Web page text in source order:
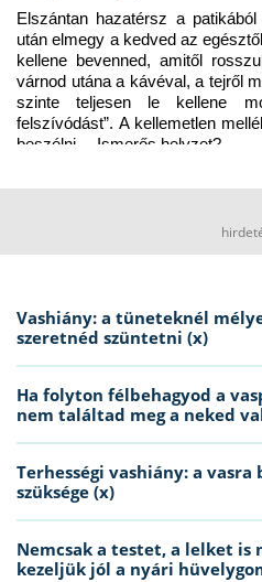
Elszántan hazatérsz a
után elmegy a kedved az
kellene bevenned, amitől
várnod utána a kávéval, a tejről
szinte teljesen le kellene
felszívódást”. A kellemetlen
beszélni… Ismerős helyzet?
Vashiány: a tüneteknél
szeretnéd szüntetni (x)
Ha folyton félbehagyod a
nem találtad meg a neked
Terhességi vashiány: a
szüksége (x)
Nemcsak a testet, a lelket is
kezeljük jól a nyári